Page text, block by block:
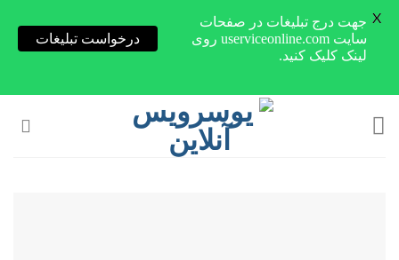
جهت درج تبلیغات در صفحات
سایت userviceonline.com روی
لینک کلیک کنید.
درخواست تبلیغات
X